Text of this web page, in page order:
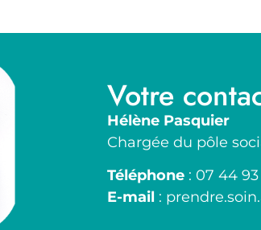
Votre
Hélène Pasquier
Chargée du pôle
Téléphone: 07 44 93
E-mail :